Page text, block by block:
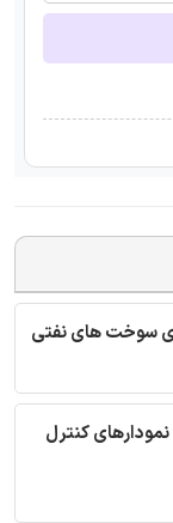
سوخت های نفتی
کنترل